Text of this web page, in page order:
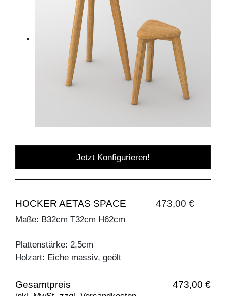
Jetzt Konfigurieren!
HOCKER AETAS SPACE 473,00 €
Maße: B32cm T32cm H62cm
Plattenstärke: 2,5cm
Holzart: Eiche massiv, geölt
Gesamtpreis 473,00 €